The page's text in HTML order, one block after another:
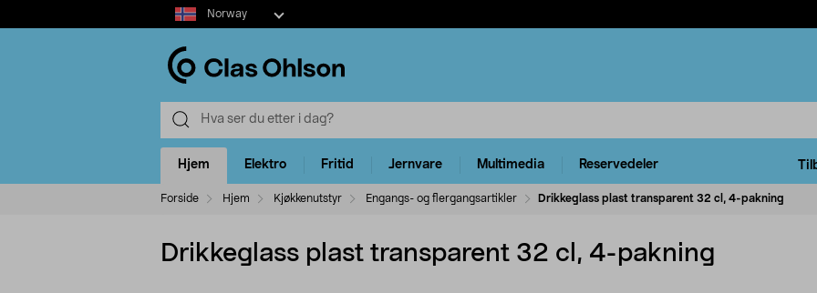
Select
market
Norway
Hjem Elektro Fritid Jernvare Multimedia Reservedeler
Forside Hjem Kjøkkenutstyr Engangs- og flergangsartikler Drikkeglass plast transparent 32 cl, 4-pakning
Drikkeglass plast transparent 32 cl, 4-pakning